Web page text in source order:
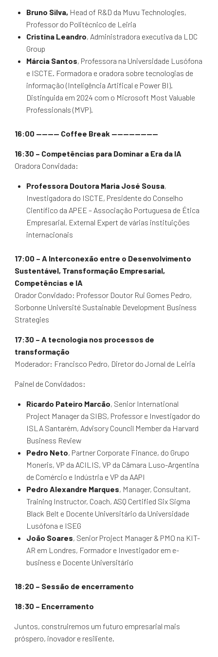
Bruno Silva, Head of R&D da Muvu Technologies,
Professor do Politécnico de Leiria
Cristina Leandro, Administradora executiva da LDC
Group
Márcia Santos, Professora na Universidade Lusófona
e ISCTE. Formadora e oradora sobre tecnologias de
informação (Inteligência Artifical e Power BI).
Distinguida em 2024 com o Microsoft Most Valuable
Professionals (MVP).
16:00 ———— Coffee Break ————————
16:30 – Competências para Dominar a Era da IA
Oradora Convidada:
Professora Doutora Maria José Sousa,
Investigadora do ISCTE, Presidente do Conselho
Científico da APEE – Associação Portuguesa de Ética
Empresarial, External Expert de várias instituições
internacionais
17:00 – A Interconexão entre o Desenvolvimento
Sustentável, Transformação Empresarial,
Competências e IA
Orador Convidado: Professor Doutor Rui Gomes Pedro,
Sorbonne Université Sustainable Development Business
Strategies
17:30 – A tecnologia nos processos de
transformação
Moderador: Francisco Pedro, Diretor do Jornal de Leiria
Painel de Convidados:
Ricardo Pateiro Marcão, Senior International
Project Manager da SIBS, Professor e Investigador do
ISLA Santarém, Advisory Council Member da Harvard
Business Review
Pedro Neto, Partner Corporate Finance, do Grupo
Moneris, VP da ACILIS, VP da Câmara Luso-Argentina
de Comércio e Indústria e VP da AAPI
Pedro Alexandre Marques, Manager, Consultant,
Training Instructor, Coach, ASQ Certified Six Sigma
Black Belt e Docente Universitário da Universidade
Lusófona e ISEG
João Soares, Senior Project Manager & PMO na KIT-
AR em Londres, Formador e Investigador em e-
business e Docente Universitário
18:20 – Sessão de encerramento
18:30 – Encerramento
Juntos, construiremos um futuro empresarial mais
próspero, inovador e resiliente.